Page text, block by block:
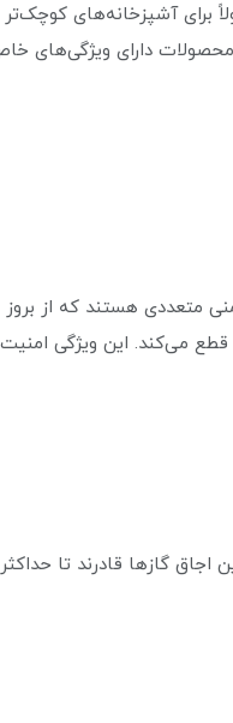
برای آشپزخانه‌های
محصولات دارای
متعددی هستند که از
این ویژگی امنیت
گازها قادرند تا